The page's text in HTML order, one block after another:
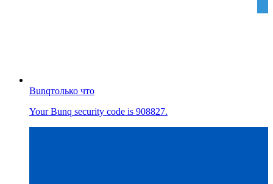
Bunqтолько что
Your Bunq security code is 908827.